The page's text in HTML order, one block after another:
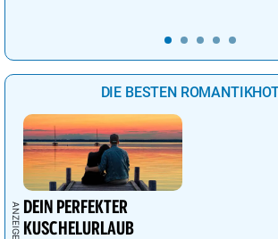
DIE BESTEN
DEIN PERFEKTER
KUSCHELURLAUB